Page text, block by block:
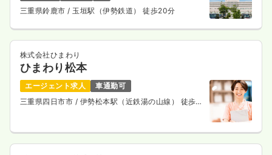
三重県鈴鹿市 / 玉垣駅（伊勢鉄道） 徒歩20分
株式会社ひまわり
ひまわり松本
エージェント求人
車通勤可
三重県四日市市 / 伊勢松本駅（近鉄湯の山線） 徒歩3